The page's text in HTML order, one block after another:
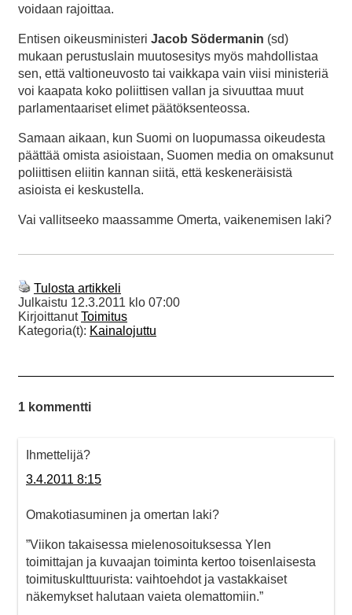
voidaan rajoittaa.
Entisen oikeusministeri Jacob Södermanin (sd)
mukaan perustuslain muutosesitys myös mahdollistaa
sen, että valtioneuvosto tai vaikkapa vain viisi ministeriä
voi kaapata koko poliittisen vallan ja sivuuttaa muut
parlamentaariset elimet päätöksenteossa.
Samaan aikaan, kun Suomi on luopumassa oikeudesta
päättää omista asioistaan, Suomen media on omaksunut
poliittisen eliitin kannan siitä, että keskeneräisistä
asioista ei keskustella.
Vai vallitseeko maassamme Omerta, vaikenemisen laki?
Tulosta artikkeli
Julkaistu 12.3.2011 klo 07:00
KirjoittanutToimitus
Kategoria(t): Kainalojuttu
1 kommentti
Ihmettelijä?
3.4.2011 8:15
Omakotiasuminen ja omertan laki?
”Viikon takaisessa mielenosoituksessa Ylen
toimittajan ja kuvaajan toiminta kertoo toisenlaisesta
toimituskulttuurista: vaihtoehdot ja vastakkaiset
näkemykset halutaan vaieta olemattomiin.”